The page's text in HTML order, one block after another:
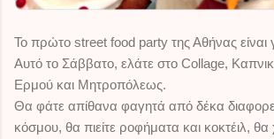
Το πρώτο street food party της Αθήνας είναι
Αυτό το Σάββατο, ελάτε στο Collage,
Ερμού και Μητροπόλεως.
Θα φάτε απίθανα φαγητά από δέκα
κόσμου, θα πιείτε ροφήματα και κοκτέιλ,